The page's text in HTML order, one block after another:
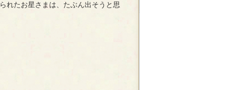
れたお星さまは、たぶん出そうと思